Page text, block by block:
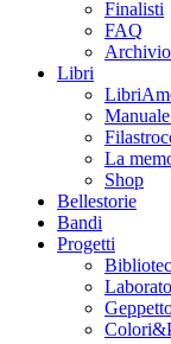
Finalisti
FAQ
Libri
La
Shop
Bellestorie
Bandi
Progetti